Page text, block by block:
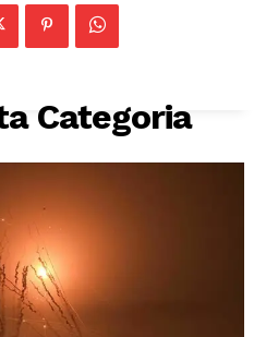
Categoria